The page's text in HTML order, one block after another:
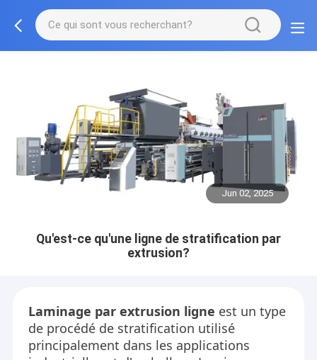
Jun 02, 2025
Qu'est-ce qu'une ligne de stratification par
extrusion?
Laminage par extrusion ligne est un type
de procédé de stratification utilisé
principalement dans les applications